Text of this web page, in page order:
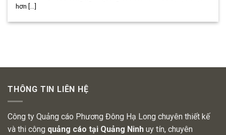
hơn [...]
THÔNG TIN LIÊN HỆ
Công ty Quảng cáo Phương Đông Hạ Long chuyên thiết kế
và thi công quảng cáo tại Quảng Ninh uy tín, chuyên